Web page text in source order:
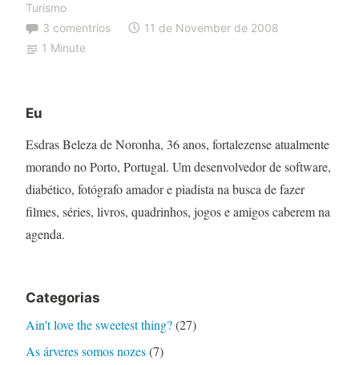
Turismo
3 comentrios
11 de November de 2008
1 Minute
Eu
Esdras Beleza de Noronha, 36 anos, fortalezense atualmente
morando no Porto, Portugal. Um desenvolvedor de software,
diabético, fotógrafo amador e piadista na busca de fazer
filmes, séries, livros, quadrinhos, jogos e amigos caberem na
agenda.
Categorias
Ain't love the sweetest thing?(27)
As árveres somos nozes(7)